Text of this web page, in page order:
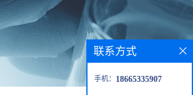
联系方式
手机： 18665335907